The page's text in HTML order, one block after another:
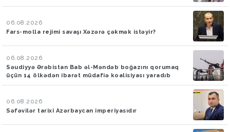
06.08.2026
Fars-molla rejimi savaşı Xəzərə çəkmək istəyir?
06.08.2026
Səudiyyə Ərəbistan Bab əl-Məndəb boğazını qorumaq
üçün 14 ölkədən ibarət müdafiə koalisiyası yaradıb
06.08.2026
Səfəvilər tarixi Azərbaycan imperiyasıdır